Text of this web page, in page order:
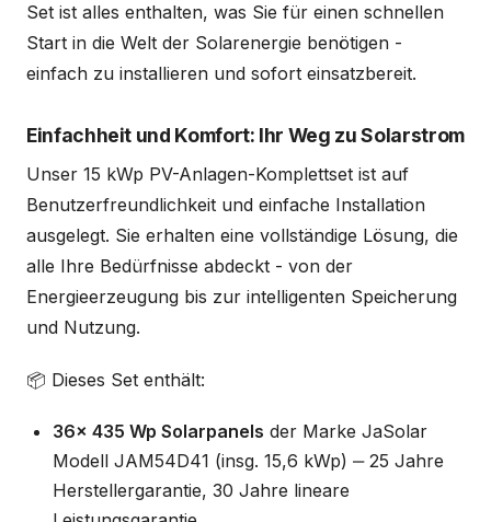
Set ist alles enthalten, was Sie für einen schnellen
Start in die Welt der Solarenergie benötigen -
einfach zu installieren und sofort einsatzbereit.
Einfachheit und Komfort: Ihr Weg zu Solarstrom
Unser 15 kWp PV-Anlagen-Komplettset ist auf
Benutzerfreundlichkeit und einfache Installation
ausgelegt. Sie erhalten eine vollständige Lösung, die
alle Ihre Bedürfnisse abdeckt - von der
Energieerzeugung bis zur intelligenten Speicherung
und Nutzung.
📦 Dieses Set enthält:
36x 435 Wp Solarpanels der Marke JaSolar
Modell JAM54D41 (insg. 15,6 kWp) ‒ 25 Jahre
Herstellergarantie, 30 Jahre lineare